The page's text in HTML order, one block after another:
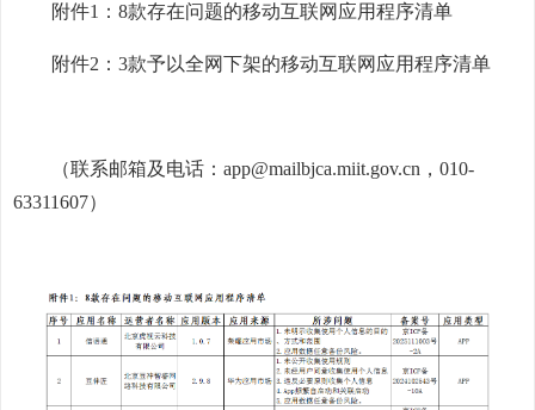
附件1：8款存在问题的移动互联网应用程序清单
附件2：3款予以全网下架的移动互联网应用程序清单
（联系邮箱及电话：app@mailbjca.miit.gov.cn，010-
63311607）